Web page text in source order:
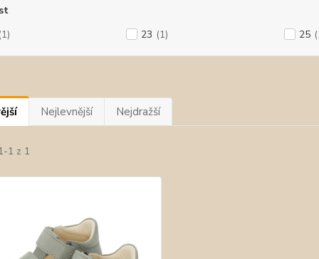
23 (1) 25
Nejlevnější Nejdražší
1 z 1